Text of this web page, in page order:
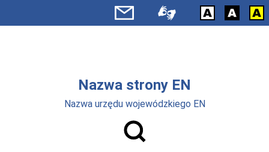
Nazwa strony EN
Nazwa urzędu wojewódzkiego EN